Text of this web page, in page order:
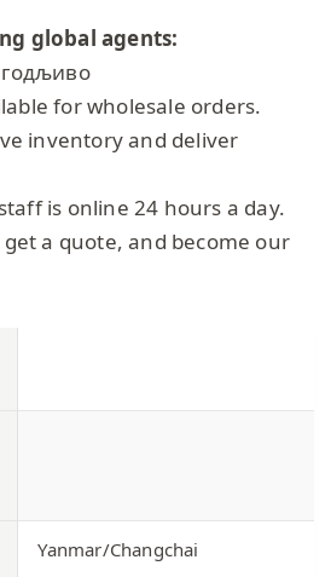
global agents:
for wholesale orders.
inventory and deliver
is online 24 hours a day.
a quote, and become our
Yanmar/Changchai